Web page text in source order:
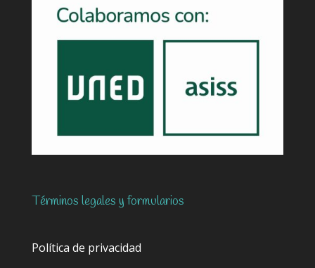
Términos legales y formularios
Política de privacidad